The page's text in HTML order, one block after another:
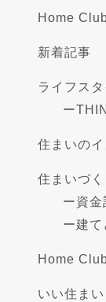
Home
新着記事
ライフス
ー
住まいの
住まいづ
ー資金
ー建て
Home
いい住ま